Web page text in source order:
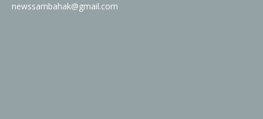
newssambahak@gmail.com